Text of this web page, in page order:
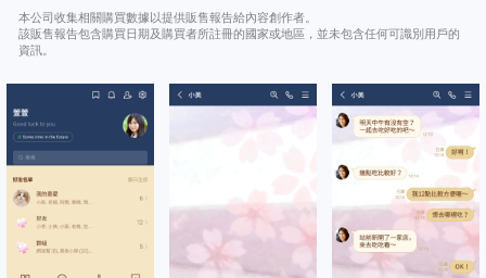
本公司收集相關購買數據以提供販售報告給內容創作者。
該販售報告包含購買日期及購買者所註冊的國家或地區，並未包含任何可識別用戶的
資訊。